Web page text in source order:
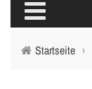
Startseite ›